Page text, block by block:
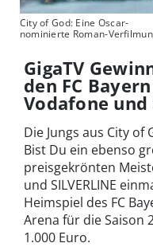
City of God: Eine Oscar-
nominierte Roman-
GigaTV
den FC
Vodafone und
Die Jungs aus City of
Bist Du ein ebenso
preisgekrönten
und SILVERLINE
Heimspiel des FC
Arena für die Saison
1.000 Euro.